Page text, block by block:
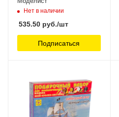
Нет в наличии
535.50 руб./шт
Подписаться